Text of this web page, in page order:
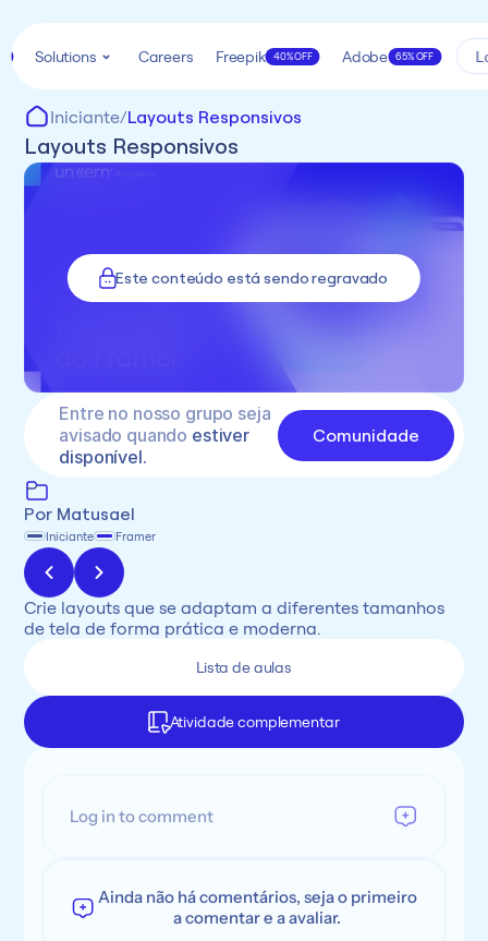
Iniciante/Layouts Responsivos
Layouts Responsivos
Este conteúdo está sendo regravado
Entre no nosso grupo seja
avisado quando estiver
disponível.
Comunidade
Por Matusael
Iniciante Framer
Crie layouts que se adaptam a diferentes tamanhos
de tela de forma prática e moderna.
Atividade complementar
Lista de aulas
Log in to comment
Ainda não há comentários, seja o primeiro
a comentar e a avaliar.
Solutions Careers Freepik 40% OFF Adobe 65% OFF